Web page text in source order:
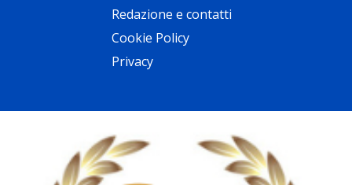
Redazione e contatti
Cookie Policy
Privacy